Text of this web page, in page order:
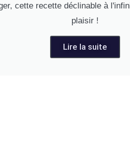
cette recette déclinable à
plaisir !
Lire la suite